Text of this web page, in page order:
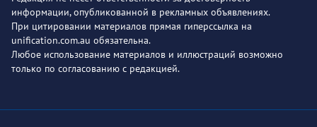
информации, опубликованной в рекламных объявлениях.
При цитировании материалов прямая гиперссылка на
unification.com.au обязательна.
Любое использование материалов и иллюстраций возможно
только по согласованию с редакцией.